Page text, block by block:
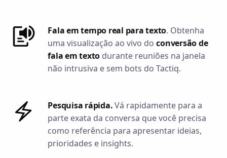
Fala em tempo real para texto. Obtenha
uma visualização ao vivo doconversão de
fala em texto durante reuniões na janela
não intrusiva e sem bots do Tactiq.
Pesquisa rápida.Vá rapidamente para a
parte exata da conversa que você precisa
como referência para apresentar ideias,
prioridades e insights.